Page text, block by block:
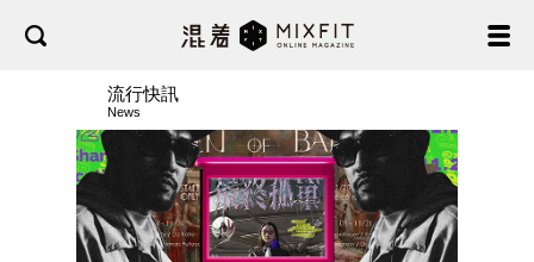
流行快訊
News